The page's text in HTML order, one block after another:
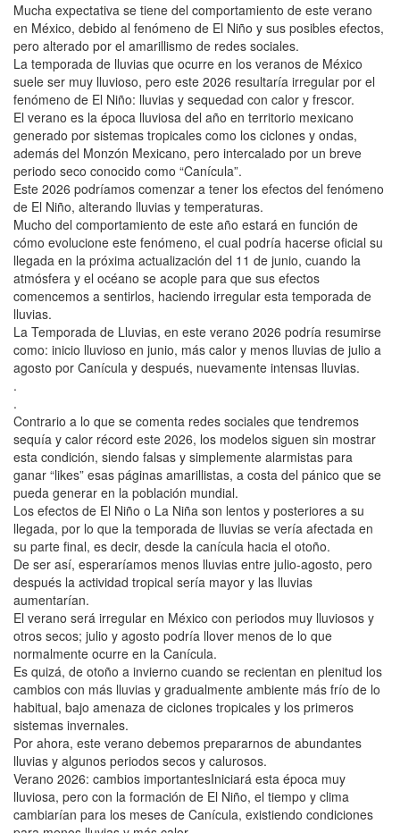
Mucha expectativa se tiene del comportamiento de este verano
en México, debido al fenómeno de El Niño y sus posibles efectos,
pero alterado por el amarillismo de redes sociales.
La temporada de lluvias que ocurre en los veranos de México
suele ser muy lluvioso, pero este 2026 resultaría irregular por el
fenómeno de El Niño: lluvias y sequedad con calor y frescor.
El verano es la época lluviosa del año en territorio mexicano
generado por sistemas tropicales como los ciclones y ondas,
además del Monzón Mexicano, pero intercalado por un breve
periodo seco conocido como “Canícula”.
Este 2026 podríamos comenzar a tener los efectos del fenómeno
de El Niño, alterando lluvias y temperaturas.
Mucho del comportamiento de este año estará en función de
cómo evolucione este fenómeno, el cual podría hacerse oficial su
llegada en la próxima actualización del 11 de junio, cuando la
atmósfera y el océano se acople para que sus efectos
comencemos a sentirlos, haciendo irregular esta temporada de
lluvias.
La Temporada de Lluvias, en este verano 2026 podría resumirse
como: inicio lluvioso en junio, más calor y menos lluvias de julio a
agosto por Canícula y después, nuevamente intensas lluvias.
.
.
Contrario a lo que se comenta redes sociales que tendremos
sequía y calor récord este 2026, los modelos siguen sin mostrar
esta condición, siendo falsas y simplemente alarmistas para
ganar “likes” esas páginas amarillistas, a costa del pánico que se
pueda generar en la población mundial.
Los efectos de El Niño o La Niña son lentos y posteriores a su
llegada, por lo que la temporada de lluvias se vería afectada en
su parte final, es decir, desde la canícula hacia el otoño.
De ser así, esperaríamos menos lluvias entre julio-agosto, pero
después la actividad tropical sería mayor y las lluvias
aumentarían.
El verano será irregular en México con periodos muy lluviosos y
otros secos; julio y agosto podría llover menos de lo que
normalmente ocurre en la Canícula.
Es quizá, de otoño a invierno cuando se recientan en plenitud los
cambios con más lluvias y gradualmente ambiente más frío de lo
habitual, bajo amenaza de ciclones tropicales y los primeros
sistemas invernales.
Por ahora, este verano debemos prepararnos de abundantes
lluvias y algunos periodos secos y calurosos.
Verano 2026: cambios importantesIniciará esta época muy
lluviosa, pero con la formación de El Niño, el tiempo y clima
cambiarían para los meses de Canícula, existiendo condiciones